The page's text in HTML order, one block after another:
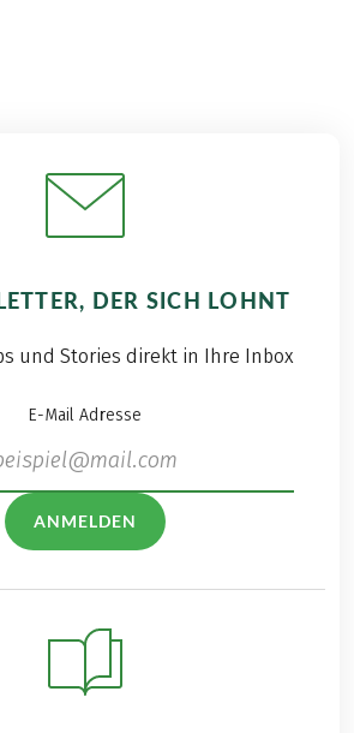
DER SICH LOHNT
und Stories direkt in Ihre Inbox
E-Mail Adresse
ANMELDEN